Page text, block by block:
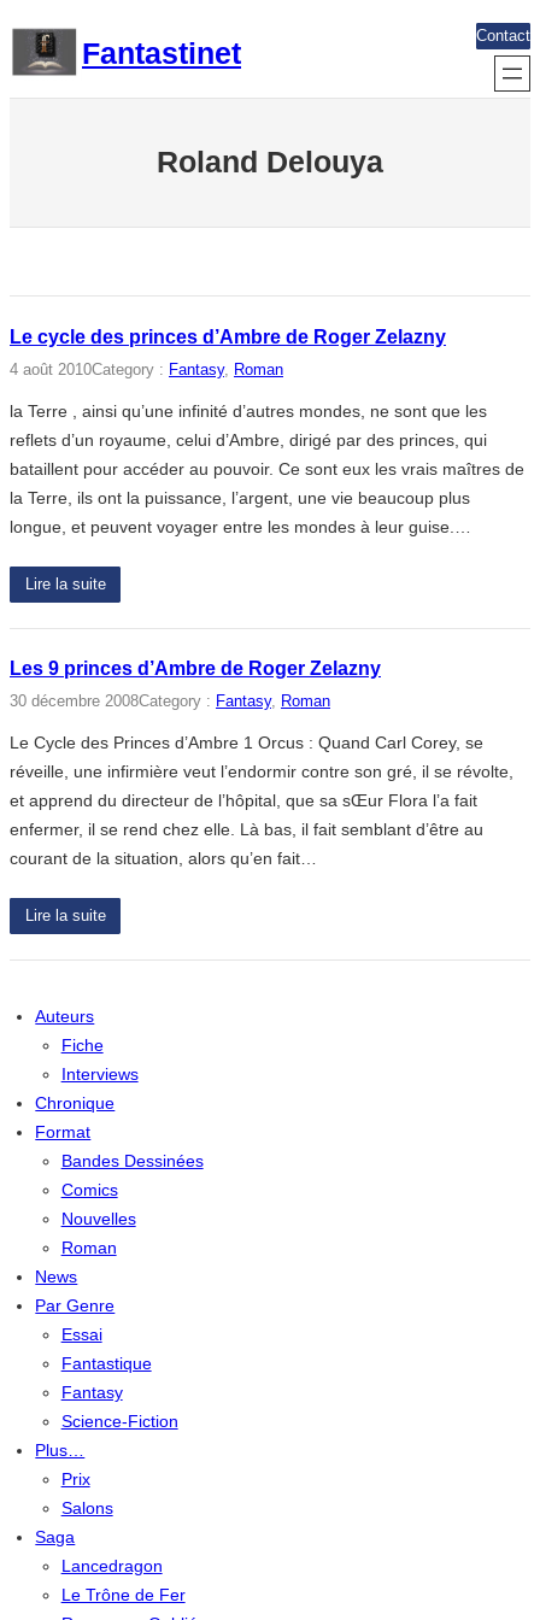
contenu
Fantastinet
Contact
Roland Delouya
Le cycle des princes d’Ambre de Roger Zelazny
4 août 2010Category : Fantasy, Roman
la Terre , ainsi qu’une infinité d’autres mondes, ne sont que les
reflets d’un royaume, celui d’Ambre, dirigé par des princes, qui
bataillent pour accéder au pouvoir. Ce sont eux les vrais maîtres de
la Terre, ils ont la puissance, l’argent, une vie beaucoup plus
longue, et peuvent voyager entre les mondes à leur guise.…
Lire la suite
Les 9 princes d’Ambre de Roger Zelazny
30 décembre 2008Category : Fantasy, Roman
Le Cycle des Princes d’Ambre 1 Orcus : Quand Carl Corey, se
réveille, une infirmière veut l’endormir contre son gré, il se révolte,
et apprend du directeur de l’hôpital, que sa sŒur Flora l’a fait
enfermer, il se rend chez elle. Là bas, il fait semblant d’être au
courant de la situation, alors qu’en fait…
Lire la suite
Auteurs
Fiche
Interviews
Chronique
Format
Bandes Dessinées
Comics
Nouvelles
Roman
News
Par Genre
Essai
Fantastique
Fantasy
Science-Fiction
Plus…
Prix
Salons
Saga
Lancedragon
Le Trône de Fer